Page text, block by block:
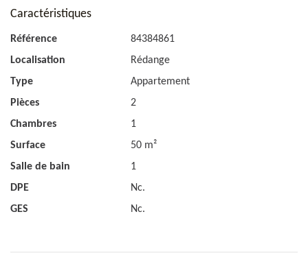
Caractéristiques
Référence
84384861
Localisation
Rédange
Type
Appartement
Pièces
2
Chambres
1
Surface
50 m²
Salle de bain
1
DPE
Nc.
GES
Nc.